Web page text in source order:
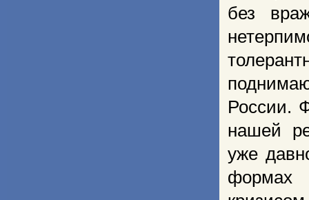
без
России.
нашей
уже
формах